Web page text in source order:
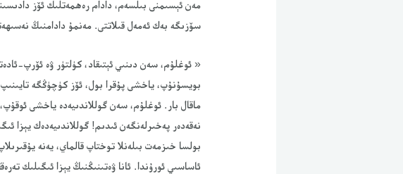
مەن ئېسىمنى بىلسەم، دادام رەھمەتلىك ئۆز
سۆزىگە بەك ئەمەل قىلاتتى. مەنمۇ دادامنىڭ
« ئوغلۇم، سەن دىنىي ئېتىقاد، كۈلتۈر ۋە ئۆرپ-
بويسۇنۇپ، ياخشى پۇقرا بول، ئۆز كۈچۈڭگە
ماقال بار. ئوغلۇم، سەن گوللاندىيەدە ياخشى
نەقەدەر پەخىرلەنگەن ئىدىم! گوللاندىيەدەك يېزا
بولسا خىزمەت بىلەنلا توختاپ قالماي، يەنە
ئاساسىي ئورۇندا. ئانا ۋەتىنىڭنىڭ يېزا ئىگىلىك